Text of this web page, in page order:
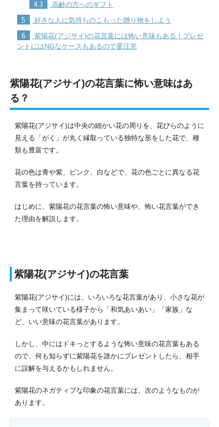
4.3 高齢の方へのギフト
5 好きな人に気持ちのこもった贈り物をしよう
6
紫陽花(アジサイ)の花言葉には怖い意味もある！プレゼ
ントにはNGなケースもあるので要注意
紫陽花(アジサイ)の花言葉に怖い意味はあ
る？
紫陽花(アジサイ)は中央の細かい花の周りを、花びらのように
見える「がく」が丸く縁取っている独特な形をした花で、種
類も豊富です。
花の色は青や紫、ピンク、白などで、花の色ごとに異なる花
言葉を持っています。
はじめに、紫陽花の花言葉の怖い意味や、怖い花言葉ができ
た理由を解説します。
紫陽花(アジサイ)の花言葉
紫陽花(アジサイ)には、いろいろな花言葉があり、小さな花が
集まって咲いている様子から「和気あいあい」「家族」な
ど、いい意味の花言葉があります。
しかし、中にはドキっとするような怖い意味の花言葉もある
ので、何も知らずに紫陽花を誰かにプレゼントしたら、相手
に誤解を与えるかもしれません。
紫陽花のネガティブな印象の花言葉には、次のようなものが
あります。